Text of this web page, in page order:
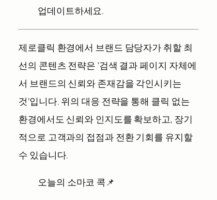
업데이트하세요.
제로클릭 환경에서 브랜드 담당자가 취할 최
선의 콘텐츠 전략은 ‘검색 결과 페이지 자체에
서 브랜드의 신뢰와 존재감을 각인시키는
것’입니다. 위의 대응 전략을 통해 클릭 없는
환경에서도 신뢰와 인지도를 확보하고, 장기
적으로 고객과의 접점과 전환 기회를 유지할
수 있습니다.
오늘의 소마코 콕📌